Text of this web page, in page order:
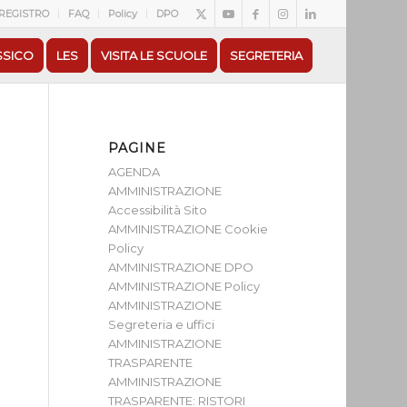
REGISTRO FAQ Policy DPO
LES VISITA LE SCUOLE SEGRETERIA
PAGINE
AGENDA
AMMINISTRAZIONE
Accessibilità Sito
AMMINISTRAZIONE Cookie
Policy
AMMINISTRAZIONE DPO
AMMINISTRAZIONE Policy
AMMINISTRAZIONE
Segreteria e uffici
AMMINISTRAZIONE
TRASPARENTE
AMMINISTRAZIONE
TRASPARENTE: RISTORI